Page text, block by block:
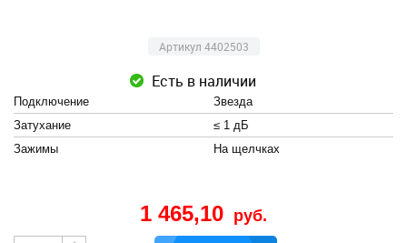
Артикул 4402503
Есть в наличии
Подключение
Звезда
Затухание
≤ 1 дБ
Зажимы
На щелчках
1 465,10 руб.